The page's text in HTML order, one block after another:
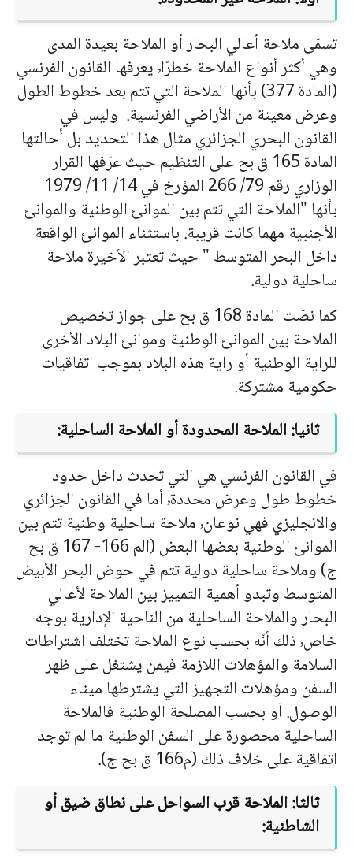
تسمّى ملاحة أعالي البحار أو الملاحة بعيدة المدى
وهي أكثر أنواع الملاحة خطرًا٬ يعرفها القانون الفرنسي
(المادة 377) بأنها الملاحة التي تتم بعد خطوط الطول
وعرض معينة من الأراضي الفرنسية. وليس في
القانون البحري الجزائري مثال هذا التحديد بل أحالتها
المادة 165 ق بح على التنظيم حيث عرّفها القرار
الوزاري رقم 79/ 266 المؤرخ في 14/ 11/ 1979
بأنها "الملاحة التي تتم بين الموانئ الوطنية والموانئ
الأجنبية مهما كانت قريبة. باستثناء الموانئ الواقعة
داخل البحر المتوسط " حيث تعتبر الأخيرة ملاحة
ساحلية دولية.
كما نصّت المادة 168 ق بح على جواز تخصيص
الملاحة بين الموانئ الوطنية وموانئ البلاد الأخرى
للراية الوطنية أو راية هذه البلاد بموجب اتفاقيات
حكومية مشتركة.
ثانيا: الملاحة المحدودة أو الملاحة الساحلية:
في القانون الفرنسي هي التي تحدث داخل حدود
خطوط طول وعرض محددة٬ أما في القانون الجزائري
والانجليزي فهي نوعان٬ ملاحة ساحلية وطنية تتم بين
الموانئ الوطنية بعضها البعض (الم 166- 167 ق بح
ج) وملاحة ساحلية دولية تتم في حوض البحر الأبيض
المتوسط وتبدو أهمية التمييز بين الملاحة لأعالي
البحار والملاحة الساحلية من الناحية الإدارية بوجه
خاص٬ ذلك أنّه بحسب نوع الملاحة تختلف اشتراطات
السلامة والمؤهلات اللازمة فيمن يشتغل على ظهر
السفن ومؤهلات التجهيز التي يشترطها ميناء
الوصول. آو بحسب المصلحة الوطنية فالملاحة
الساحلية محصورة على السفن الوطنية ما لم توجد
اتفاقية على خلاف ذلك (م166 ق بح ج).
ثالثا: الملاحة قرب السواحل على نطاق ضيق أو
الشاطئية: